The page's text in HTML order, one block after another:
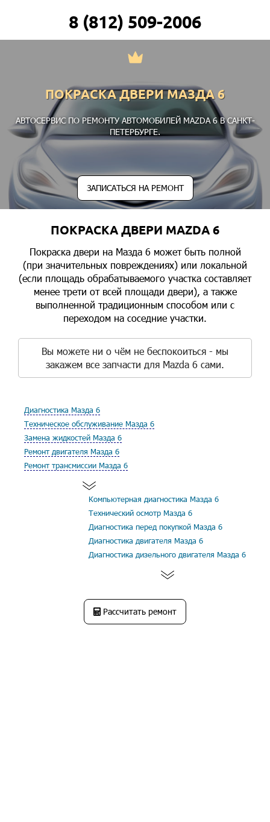
8 (812) 509-2006
ПОКРАСКА ДВЕРИ МАЗДА 6
АВТОСЕРВИС ПО РЕМОНТУ АВТОМОБИЛЕЙ MAZDA 6 В САНКТ-
ПЕТЕРБУРГЕ.
ЗАПИСАТЬСЯ НА РЕМОНТ
ПОКРАСКА ДВЕРИ MAZDA 6
Покраска двери на Мазда 6 может быть полной
(при значительных повреждениях) или локальной
(если площадь обрабатываемого участка составляет
менее трети от всей площади двери), а также
выполненной традиционным способом или с
переходом на соседние участки.
Вы можете ни о чём не беспокоиться - мы
закажем все запчасти для Mazda 6 сами.
Диагностика Мазда 6
Техническое обслуживание Мазда 6
Замена жидкостей Мазда 6
Ремонт двигателя Мазда 6
Ремонт трансмиссии Мазда 6
Компьютерная диагностика Мазда 6
Технический осмотр Мазда 6
Диагностика перед покупкой Мазда 6
Диагностика двигателя Мазда 6
Диагностика дизельного двигателя Мазда 6
Рассчитать ремонт